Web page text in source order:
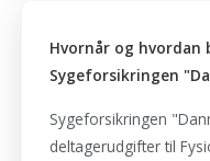
Hvornår og
Sygeforsikringen
Sygeforsikringen
deltagerudgifter til